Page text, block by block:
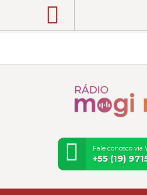
Rádio Mogi Mix | Pop,
Notícias de Mogi Mirim e
Fale conosco via
+55 (19)